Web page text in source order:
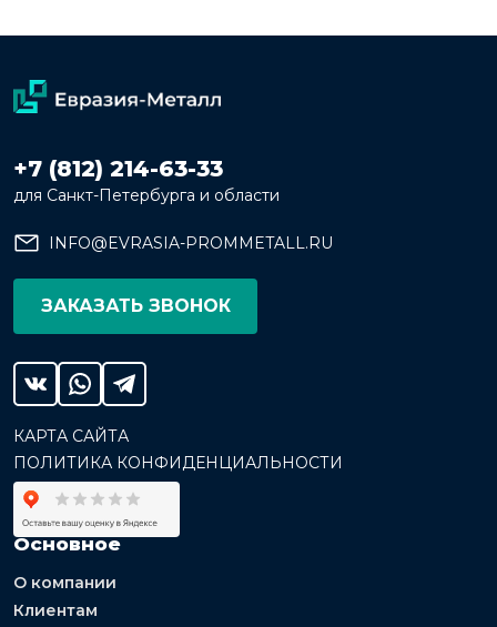
+7 (812) 214-63-33
для Санкт-Петербурга и области
INFO@EVRASIA-PROMMETALL.RU
ЗАКАЗАТЬ ЗВОНОК
КАРТА САЙТА
ПОЛИТИКА КОНФИДЕНЦИАЛЬНОСТИ
Основное
О компании
Клиентам